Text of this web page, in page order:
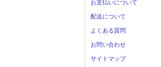
お支払いについて
配送について
よくある質問
お問い合わせ
サイトマップ